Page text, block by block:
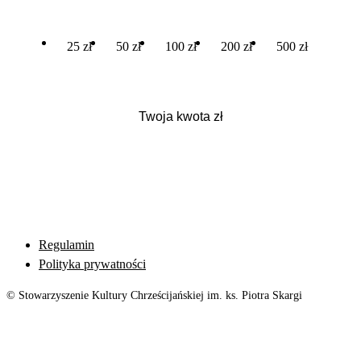
25 zł 50 zł 100 zł 200 zł 500 zł
Regulamin
Polityka prywatności
© Stowarzyszenie Kultury Chrześcijańskiej im. ks. Piotra Skargi